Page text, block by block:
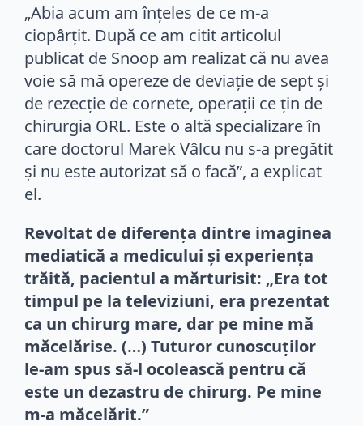
„Abia acum am înțeles de ce m-a
ciopârțit. După ce am citit articolul
publicat de Snoop am realizat că nu avea
voie să mă opereze de deviație de sept și
de rezecție de cornete, operații ce țin de
chirurgia ORL. Este o altă specializare în
care doctorul Marek Vâlcu nu s-a pregătit
și nu este autorizat să o facă”, a explicat
el.
Revoltat de diferența dintre imaginea
mediatică a medicului și experiența
trăită, pacientul a mărturisit: „Era tot
timpul pe la televiziuni, era prezentat
ca un chirurg mare, dar pe mine mă
măcelărise. (…) Tuturor cunoscuților
le-am spus să-l ocolească pentru că
este un dezastru de chirurg. Pe mine
m-a măcelărit.”